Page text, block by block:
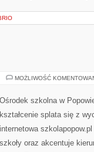
MOŻLIWOŚĆ
Ośrodek szkolna w
kształcenie splata się z
internetowa
szkoły oraz akcentuje